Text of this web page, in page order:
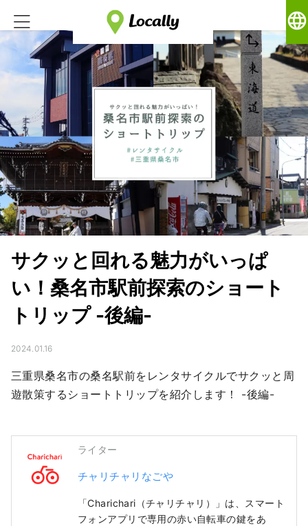
language
サクッと回れる魅力がいっぱ
い！桑名市駅前探索のショート
トリップ -後編-
2024.01.16
三重県桑名市の桑名駅前をレンタサイクルでサクッと周
遊散策するショートトリップを紹介します！ -後編-
ライター
チャリチャリなごや
「Charichari（チャリチャリ）」は、スマート
フォンアプリで専用の赤い自転車の鍵をあ